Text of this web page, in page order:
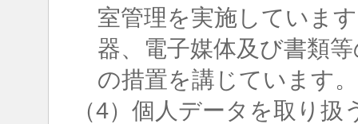
室管理を実施していま
器、電子媒体及び書類
の措置を講じています。
（4）個人データを取り